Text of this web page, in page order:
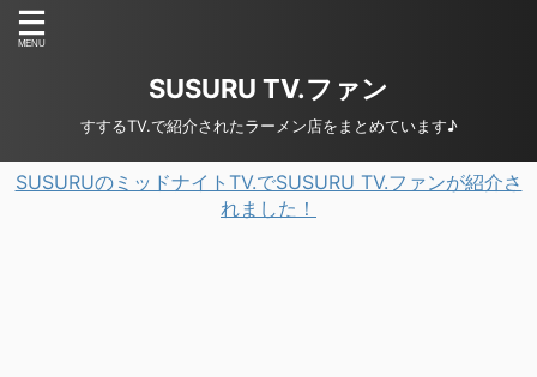
SUSURU TV.ファン
すするTV.で紹介されたラーメン店をまとめています♪
SUSURUのミッドナイトTV.でSUSURU TV.ファンが紹介さ
れました！